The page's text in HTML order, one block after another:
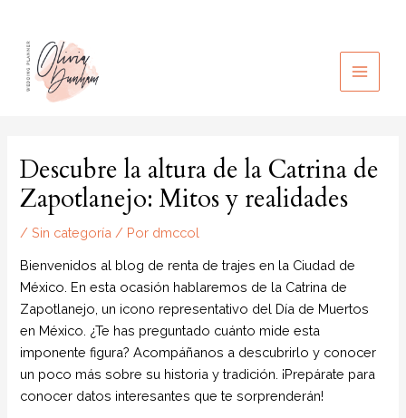
contenido
MAIN
Descubre la altura de la Catrina de
Zapotlanejo: Mitos y realidades
/Sin categoría / Por dmccol
Bienvenidos al blog de renta de trajes en la Ciudad de
México. En esta ocasión hablaremos de la Catrina de
Zapotlanejo, un icono representativo del Día de Muertos
en México. ¿Te has preguntado cuánto mide esta
imponente figura? Acompáñanos a descubrirlo y conocer
un poco más sobre su historia y tradición. ¡Prepárate para
conocer datos interesantes que te sorprenderán!